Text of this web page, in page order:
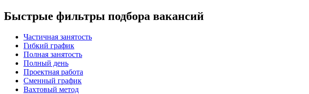
Быстрые фильтры подбора вакансий
Частичная занятость
Гибкий график
Полная занятость
Полный день
Проектная работа
Сменный график
Вахтовый метод